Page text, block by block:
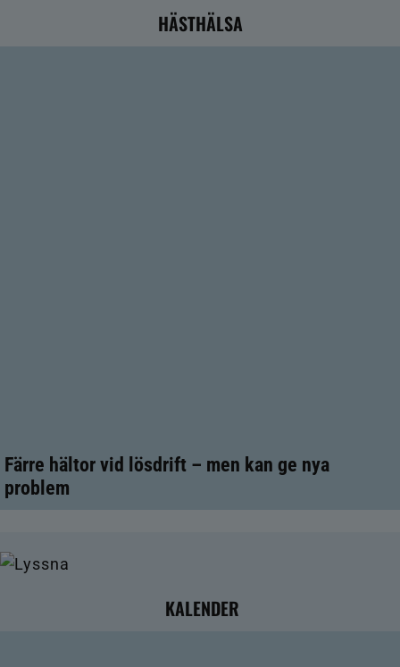
HÄSTHÄLSA
Färre hältor vid lösdrift – men kan ge nya
problem
KALENDER